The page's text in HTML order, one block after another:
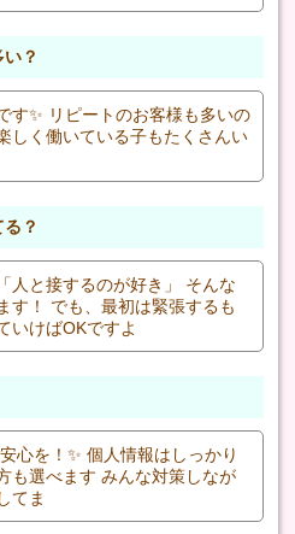
？
す✨ リピートのお客様も多いの
しく働いている子もたくさんい
？
人と接するのが好き」 そんな
す！ でも、最初は緊張するも
いけばOKですよ
心を！✨ 個人情報はしっかり
も選べます みんな対策しなが
てま